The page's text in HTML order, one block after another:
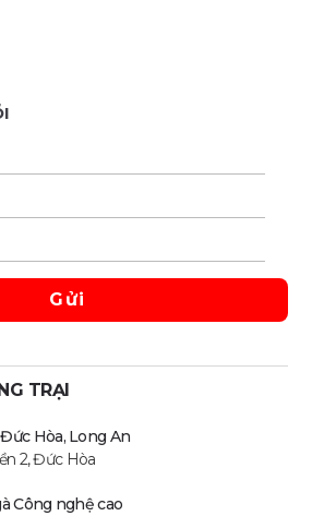
TRẠI
Hòa, Long An
2, Đức Hòa
Công nghệ cao